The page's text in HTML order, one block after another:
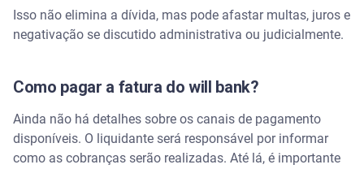
Isso não elimina a dívida, mas pode afastar multas, juros e
negativação se discutido administrativa ou judicialmente.
Como pagar a fatura do will bank?
Ainda não há detalhes sobre os canais de pagamento
disponíveis. O liquidante será responsável por informar
como as cobranças serão realizadas. Até lá, é importante